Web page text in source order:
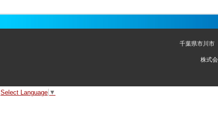
千葉県市川市
株式
Select Language ▼